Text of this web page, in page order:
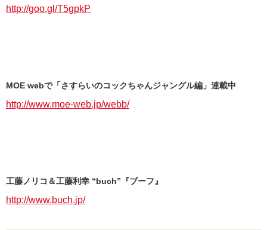
http://goo.gl/T5gpkP
MOE webで「さすらいのコックちゃんジャングル編」連載中
http://www.moe-web.jp/webb/
工藤ノリコ＆工藤利幸 “buch”『ブーフ』
http://www.buch.jp/